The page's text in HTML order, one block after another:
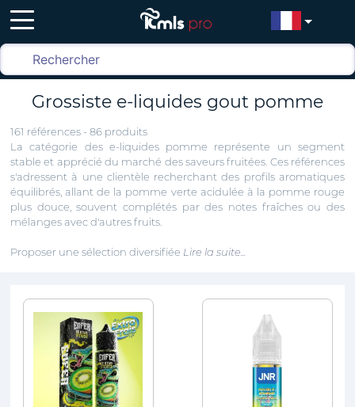
Grossiste e-liquides gout pomme
161 références - 86 produits
La catégorie des e-liquides pomme représente un segment
stable et apprécié du marché des saveurs fruitées. Ces références
s'adressent à une clientèle recherchant des profils aromatiques
équilibrés, allant de la pomme verte acidulée à la pomme rouge
plus douce, souvent complétés par des notes fraîches ou des
mélanges avec d'autres fruits.
Proposer une sélection diversifiée Lire la suite...